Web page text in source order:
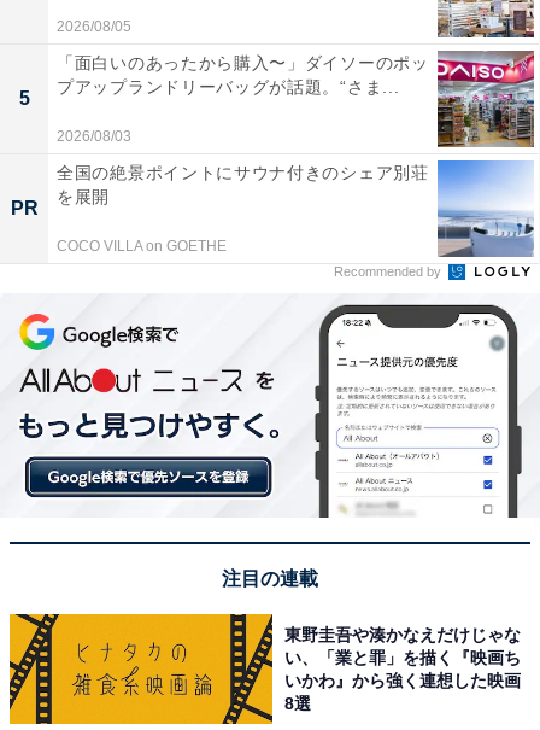
2026/08/05
5
「面白いのあったから購入〜」ダイソーのポッ
プアップランドリーバッグが話題。“さま...
2026/08/03
PR
全国の絶景ポイントにサウナ付きのシェア別荘
を展開
COCO VILLA on GOETHE
Recommended by
注目の連載
東野圭吾や湊かなえだけじゃな
い、「業と罪」を描く『映画ち
いかわ』から強く連想した映画
8選